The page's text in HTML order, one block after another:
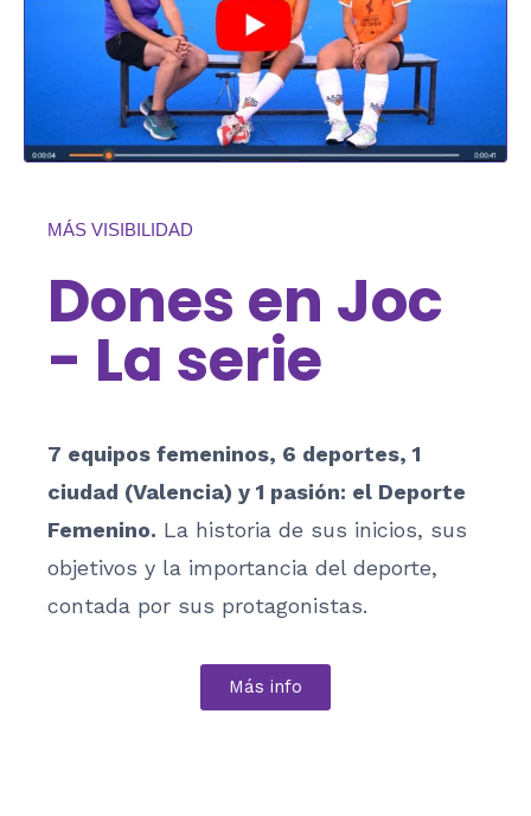
MÁS VISIBILIDAD
Dones en Joc
- La serie
7 equipos femeninos, 6 deportes, 1
ciudad (Valencia) y 1 pasión: el Deporte
Femenino. La historia de sus inicios, sus
objetivos y la importancia del deporte,
contada por sus protagonistas.
Más info